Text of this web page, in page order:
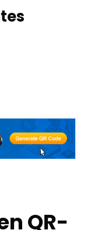
QR-